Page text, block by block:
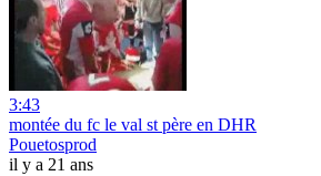
3:43
montée du fc le val st père en DHR
Pouetosprod
il y a 21 ans